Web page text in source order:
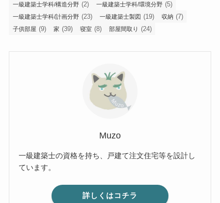
一級建築士学科/構造分野 (2) 一級建築士学科/環境分野 (5)
一級建築士学科/計画分野 (23) 一級建築士製図 (19) 収納 (7)
子供部屋 (9) 家 (39) 寝室 (8) 部屋間取り (24)
Muzo
一級建築士の資格を持ち、戸建て注文住宅等を設計し
ています。
詳しくはコチラ